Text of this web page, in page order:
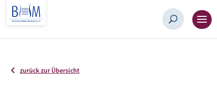
zurück zur Übersicht